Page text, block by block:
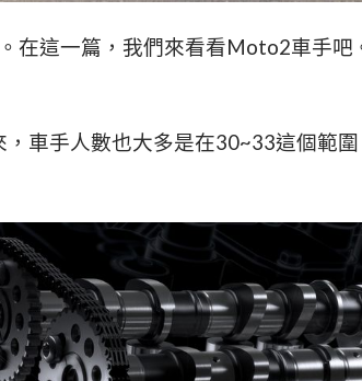
。在這一篇，我們來看看Moto2車手吧
車手人數也大多是在30~33這個範